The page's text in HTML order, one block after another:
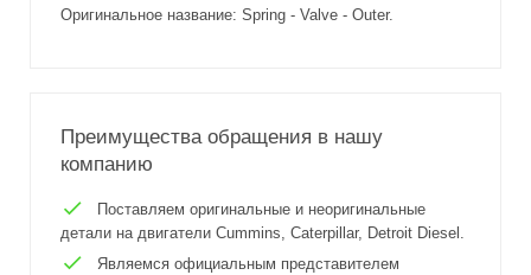
Оригинальное название: Spring - Valve - Outer.
Преимущества обращения в нашу
компанию
Поставляем оригинальные и неоригинальные
детали на двигатели Cummins, Caterpillar, Detroit Diesel.
Являемся официальным представителем